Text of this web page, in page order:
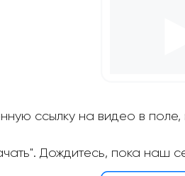
ссылку на видео в
Дождитесь, пока наш